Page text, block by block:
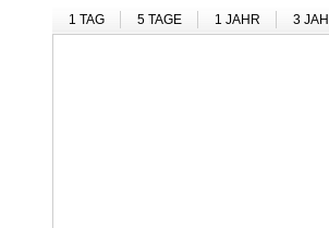
1 TAG 5 TAGE 1 JAHR 3